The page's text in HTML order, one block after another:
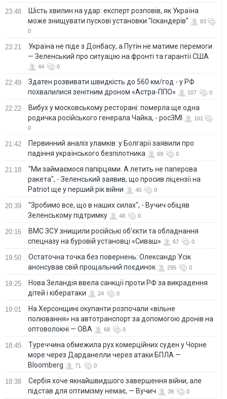
23:48
Шість хвилин на удар: експерт розповів, як Україна
може знищувати пускові установки "Іскандерів"
83
0
23:21
Україна не піде з Донбасу, а Путін не матиме перемоги
— Зеленський про ситуацію на фронті та гарантії США
44 0
22:49
Здатен розвивати швидкість до 560 км/год - у РФ
похвалилися зенітним дроном «Астра-ППО»
107 0
22:22
Вибух у московському ресторані: померла ще одна
родичка російського генерала Чайка, - росЗМІ
161
0
21:42
Первинний аналіз уламків: у Болгарії заявили про
падіння українського безпілотника
69 0
21:18
"Ми займаємося папірцями. А летить не паперова
ракета", - Зеленський заявив, що просив ліцензії на
Patriot ще у перший рік війни
40 0
20:39
"Зробимо все, що в наших силах", - Вучич обіцяв
Зеленському підтримку
48 0
20:16
ВМС ЗСУ знищили російські об'єкти та обладнання
спецназу на буровій установці «Сиваш»
67 0
19:50
Остаточна точка без повернень: Олександр Усік
анонсував свій прощальний поєдинок
295 0
19:25
Нова Зеландія ввела санкції проти РФ за викрадення
дітей і кібератаки
24 0
19:01
На Херсонщині окупанти розпочали «вільне
полювання» на автотранспорт за допомогою дронів на
оптоволокні — ОВА
68 0
18:45
Туреччина обмежила рух комерційних суден у Чорне
море через Дарданелли через атаки БПЛА —
Bloomberg
71 0
18:38
Сербія хоче якнайшвидшого завершення війни, але
підстав для оптимізму немає, — Вучич
39 0